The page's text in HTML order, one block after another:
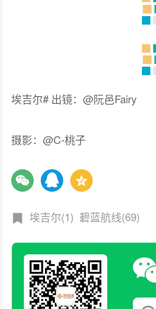
埃吉尔# 出镜：@阮邑Fairy
摄影：@C-桃子
埃吉尔(1) 碧蓝航线(69)